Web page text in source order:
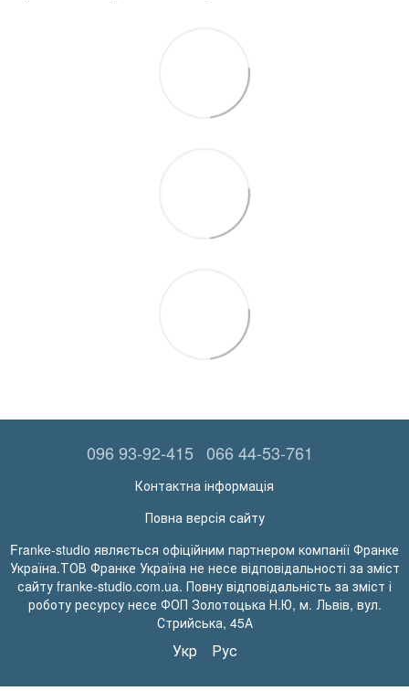
096 93-92-415 066 44-53-761
Контактна інформація
Повна версія сайту
Franke-studio являється офіційним партнером компанії Франке
Україна.ТОВ Франке Україна не несе відповідальності за зміст
сайту franke-studio.com.ua. Повну відповідальність за зміст і
роботу ресурсу несе ФОП Золотоцька Н.Ю, м. Львів, вул.
Стрийська, 45А
Укр Рус